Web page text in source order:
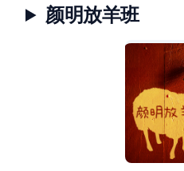
颜明放羊班